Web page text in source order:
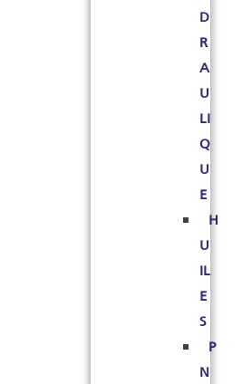
D
R
A
U
LI
Q
U
E
H
U
IL
E
S
P
N